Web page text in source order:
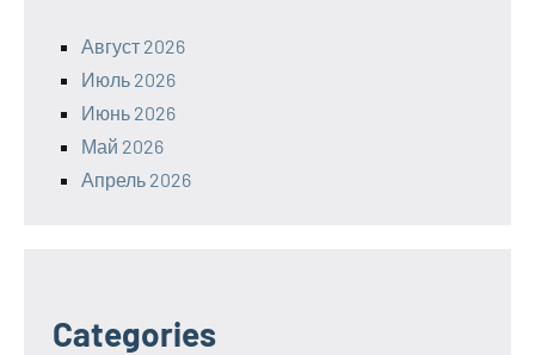
Август 2026
Июль 2026
Июнь 2026
Май 2026
Апрель 2026
Categories